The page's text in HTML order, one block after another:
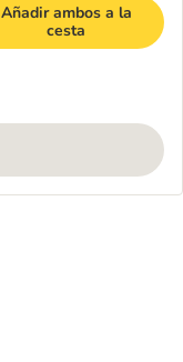
Añadir ambos a la
cesta